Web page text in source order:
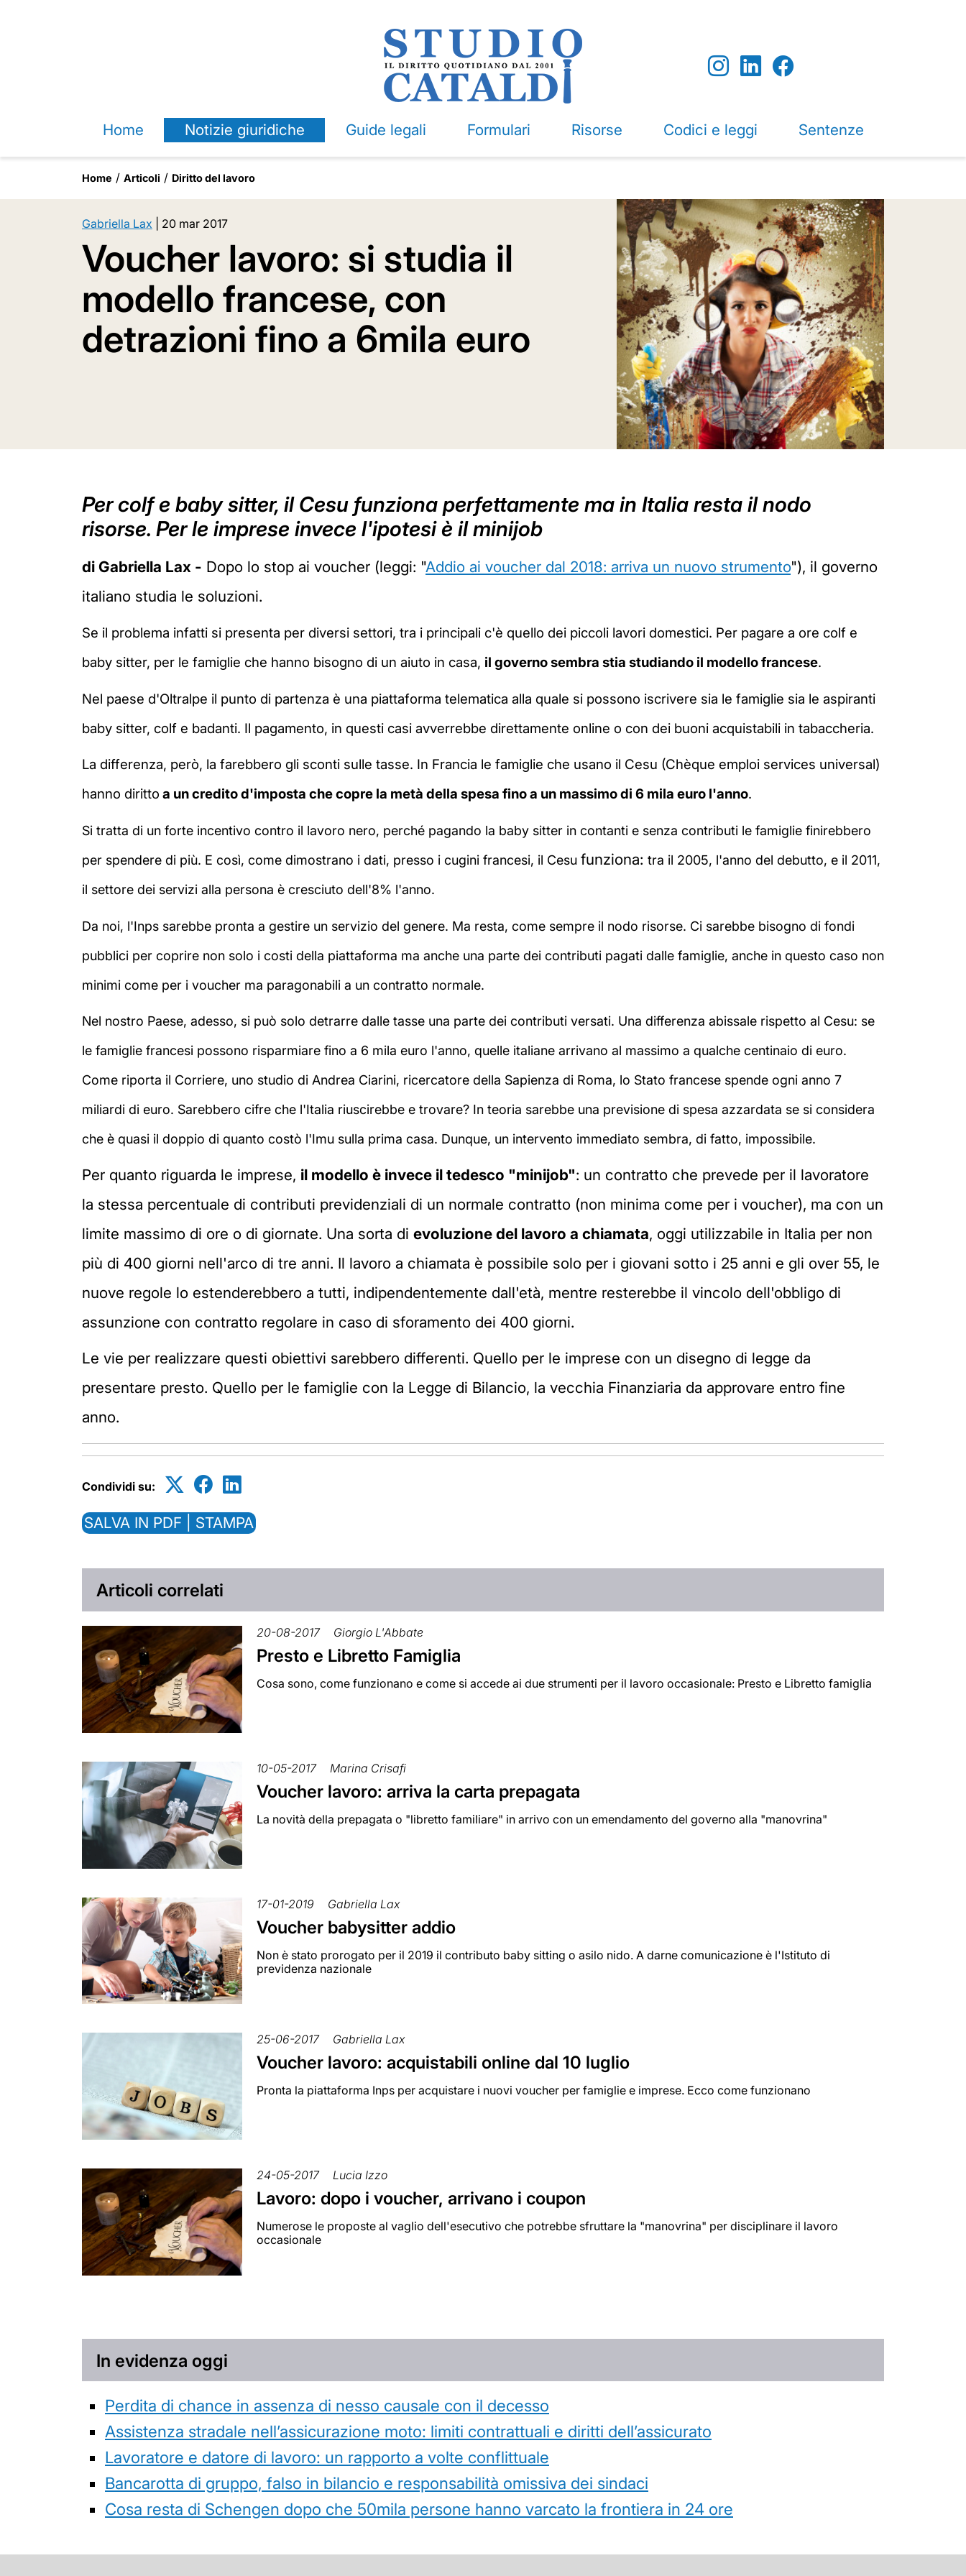
Home Notizie giuridiche Guide legali Formulari Risorse Codici e leggi Sentenze
Home Articoli Diritto del lavoro
Gabriella Lax 20 mar 2017
Voucher lavoro: si studia il
modello francese, con
detrazioni fino a 6mila euro
Per colf e baby sitter, il Cesu funziona perfettamente ma in Italia resta il nodo
risorse. Per le imprese invece l'ipotesi è il minijob
di Gabriella Lax - Dopo lo stop ai voucher (leggi: "Addio ai voucher dal 2018: arriva un nuovo strumento"), il governo
italiano studia le soluzioni.
Se il problema infatti si presenta per diversi settori, tra i principali c'è quello dei piccoli lavori domestici. Per pagare a ore colf e
baby sitter, per le famiglie che hanno bisogno di un aiuto in casa, il governo sembra stia studiando il modello francese.
Nel paese d'Oltralpe il punto di partenza è una piattaforma telematica alla quale si possono iscrivere sia le famiglie sia le aspiranti
baby sitter, colf e badanti. Il pagamento, in questi casi avverrebbe direttamente online o con dei buoni acquistabili in tabaccheria.
La differenza, però, la farebbero gli sconti sulle tasse. In Francia le famiglie che usano il Cesu (Chèque emploi services universal)
hanno diritto a un credito d'imposta che copre la metà della spesa fino a un massimo di 6 mila euro l'anno.
Si tratta di un forte incentivo contro il lavoro nero, perché pagando la baby sitter in contanti e senza contributi le famiglie finirebbero
per spendere di più. E così, come dimostrano i dati, presso i cugini francesi, il Cesu funziona: tra il 2005, l'anno del debutto, e il 2011,
il settore dei servizi alla persona è cresciuto dell'8% l'anno.
Da noi, l'Inps sarebbe pronta a gestire un servizio del genere. Ma resta, come sempre il nodo risorse. Ci sarebbe bisogno di fondi
pubblici per coprire non solo i costi della piattaforma ma anche una parte dei contributi pagati dalle famiglie, anche in questo caso non
minimi come per i voucher ma paragonabili a un contratto normale.
Nel nostro Paese, adesso, si può solo detrarre dalle tasse una parte dei contributi versati. Una differenza abissale rispetto al Cesu: se
le famiglie francesi possono risparmiare fino a 6 mila euro l'anno, quelle italiane arrivano al massimo a qualche centinaio di euro.
Come riporta il Corriere, uno studio di Andrea Ciarini, ricercatore della Sapienza di Roma, lo Stato francese spende ogni anno 7
miliardi di euro. Sarebbero cifre che l'Italia riuscirebbe e trovare? In teoria sarebbe una previsione di spesa azzardata se si considera
che è quasi il doppio di quanto costò l'Imu sulla prima casa. Dunque, un intervento immediato sembra, di fatto, impossibile.
Per quanto riguarda le imprese, il modello è invece il tedesco "minijob": un contratto che prevede per il lavoratore
la stessa percentuale di contributi previdenziali di un normale contratto (non minima come per i voucher), ma con un
limite massimo di ore o di giornate. Una sorta di evoluzione del lavoro a chiamata, oggi utilizzabile in Italia per non
più di 400 giorni nell'arco di tre anni. Il lavoro a chiamata è possibile solo per i giovani sotto i 25 anni e gli over 55, le
nuove regole lo estenderebbero a tutti, indipendentemente dall'età, mentre resterebbe il vincolo dell'obbligo di
assunzione con contratto regolare in caso di sforamento dei 400 giorni.
Le vie per realizzare questi obiettivi sarebbero differenti. Quello per le imprese con un disegno di legge da
presentare presto. Quello per le famiglie con la Legge di Bilancio, la vecchia Finanziaria da approvare entro fine
anno.
Condividi su:
SALVA IN PDF | STAMPA
Articoli correlati
20-08-2017 Giorgio L'Abbate
Presto e Libretto Famiglia
Cosa sono, come funzionano e come si accede ai due strumenti per il lavoro occasionale: Presto e Libretto famiglia
10-05-2017 Marina Crisafi
Voucher lavoro: arriva la carta prepagata
La novità della prepagata o "libretto familiare" in arrivo con un emendamento del governo alla "manovrina"
17-01-2019 Gabriella Lax
Voucher babysitter addio
Non è stato prorogato per il 2019 il contributo baby sitting o asilo nido. A darne comunicazione è l'Istituto di
previdenza nazionale
25-06-2017 Gabriella Lax
Voucher lavoro: acquistabili online dal 10 luglio
Pronta la piattaforma Inps per acquistare i nuovi voucher per famiglie e imprese. Ecco come funzionano
24-05-2017 Lucia Izzo
Lavoro: dopo i voucher, arrivano i coupon
Numerose le proposte al vaglio dell'esecutivo che potrebbe sfruttare la "manovrina" per disciplinare il lavoro
occasionale
In evidenza oggi
Perdita di chance in assenza di nesso causale con il decesso
Assistenza stradale nell’assicurazione moto: limiti contrattuali e diritti dell’assicurato
Lavoratore e datore di lavoro: un rapporto a volte conflittuale
Bancarotta di gruppo, falso in bilancio e responsabilità omissiva dei sindaci
Cosa resta di Schengen dopo che 50mila persone hanno varcato la frontiera in 24 ore